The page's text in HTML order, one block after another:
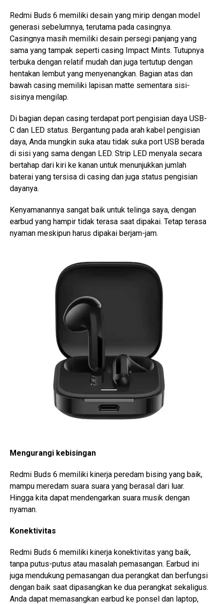
Redmi Buds 6 memiliki desain yang mirip dengan model
generasi sebelumnya, terutama pada casingnya.
Casingnya masih memiliki desain persegi panjang yang
sama yang tampak seperti casing Impact Mints. Tutupnya
terbuka dengan relatif mudah dan juga tertutup dengan
hentakan lembut yang menyenangkan. Bagian atas dan
bawah casing memiliki lapisan matte sementara sisi-
sisinya mengilap.
Di bagian depan casing terdapat port pengisian daya USB-
C dan LED status. Bergantung pada arah kabel pengisian
daya, Anda mungkin suka atau tidak suka port USB berada
di sisi yang sama dengan LED. Strip LED menyala secara
bertahap dari kiri ke kanan untuk menunjukkan jumlah
baterai yang tersisa di casing dan juga status pengisian
dayanya.
Kenyamanannya sangat baik untuk telinga saya, dengan
earbud yang hampir tidak terasa saat dipakai. Tetap terasa
nyaman meskipun harus dipakai berjam-jam.
Mengurangi kebisingan
Redmi Buds 6 memiliki kinerja peredam bising yang baik,
mampu meredam suara suara yang berasal dari luar.
Hingga kita dapat mendengarkan suara musik dengan
nyaman.
Konektivitas
Redmi Buds 6 memiliki kinerja konektivitas yang baik,
tanpa putus-putus atau masalah pemasangan. Earbud ini
juga mendukung pemasangan dua perangkat dan berfungsi
dengan baik saat dipasangkan ke dua perangkat sekaligus.
Anda dapat memasangkan earbud ke ponsel dan laptop,